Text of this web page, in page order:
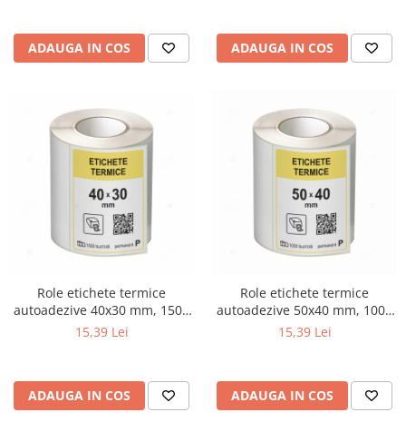
ADAUGA IN COS ADAUGA IN COS
Role etichete termice
autoadezive 40x30 mm, 1500
etichete/rola
15,39 Lei
ADAUGA IN COS
Role etichete termice
autoadezive 50x40 mm, 1000
etichete/rola
15,39 Lei
ADAUGA IN COS